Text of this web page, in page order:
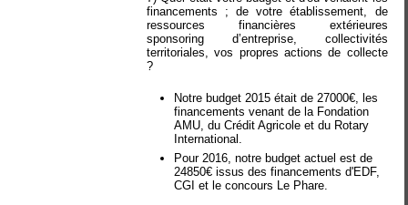
financements ; de votre établissement, de
ressources financières extérieures
sponsoring d’entreprise, collectivités
territoriales, vos propres actions de collecte
?
Notre budget 2015 était de 27000€, les
financements venant de la Fondation
AMU, du Crédit Agricole et du Rotary
International.
Pour 2016, notre budget actuel est de
24850€ issus des financements d'EDF,
CGI et le concours Le Phare.